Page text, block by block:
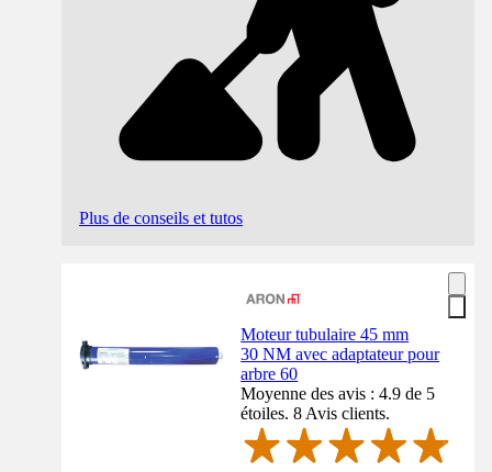
Plus de conseils et tutos
Moteur tubulaire 45 mm
30 NM avec adaptateur pour
arbre 60
Moyenne des avis : 4.9 de 5
étoiles. 8 Avis clients.